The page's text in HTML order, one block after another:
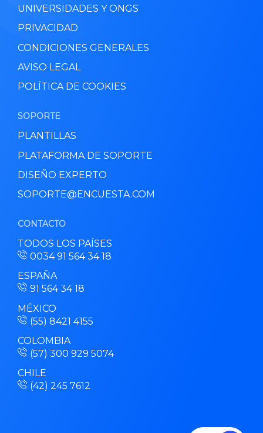
UNIVERSIDADES Y ONGS
PRIVACIDAD
CONDICIONES GENERALES
AVISO LEGAL
POLÍTICA DE COOKIES
SOPORTE
PLANTILLAS
PLATAFORMA DE SOPORTE
DISEÑO EXPERTO
SOPORTE@ENCUESTA.COM
CONTACTO
TODOS LOS PAÍSES
0034 91 564 34 18
ESPAÑA
91 564 34 18
MÉXICO
(55) 8421 4155
COLOMBIA
(57) 300 929 5074
CHILE
(42) 245 7612